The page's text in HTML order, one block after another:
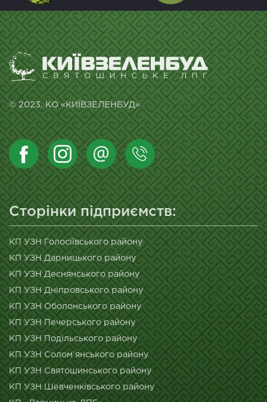
© 2023. КО «КИЇВЗЕЛЕНБУД»
Сторінки підприємств:
КП УЗН Голосіївського району
КП УЗН Дарницького району
КП УЗН Деснянського району
КП УЗН Дніпровського району
КП УЗН Оболонського району
КП УЗН Печерського району
КП УЗН Подільського району
КП УЗН Солом’янського району
КП УЗН Святошинського району
КП УЗН Шевченківського району